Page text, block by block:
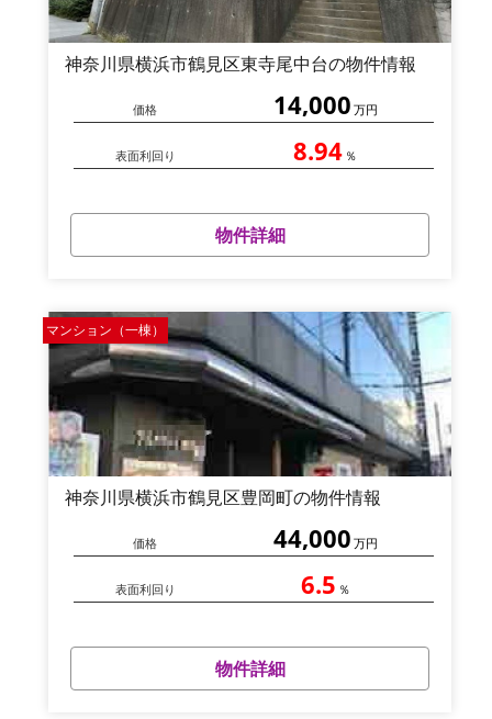
神奈川県横浜市鶴見区東寺尾中台の物件情報
価格 14,000 万円
表面利回り 8.94 ％
物件詳細
マンション（一棟）
神奈川県横浜市鶴見区豊岡町の物件情報
価格 44,000 万円
表面利回り 6.5 ％
物件詳細